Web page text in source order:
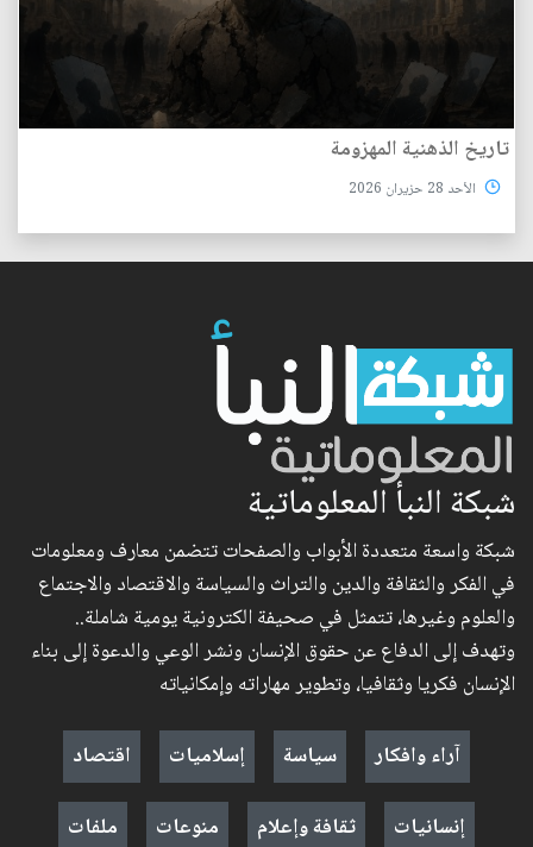
تاريخ الذهنية المهزومة
الأحد 28 حزيران 2026
شبكة النبأ المعلوماتية
شبكة واسعة متعددة الأبواب والصفحات تتضمن معارف ومعلومات
في الفكر والثقافة والدين والتراث والسياسة والاقتصاد والاجتماع
والعلوم وغيرها، تتمثل في صحيفة الكترونية يومية شاملة..
وتهدف إلى الدفاع عن حقوق الإنسان ونشر الوعي والدعوة إلى بناء
الإنسان فكريا وثقافيا، وتطوير مهاراته وإمكانياته
آراء وافكار
سياسة إسلاميات
اقتصاد
إنسانيات
ثقافة وإعلام منوعات ملفات